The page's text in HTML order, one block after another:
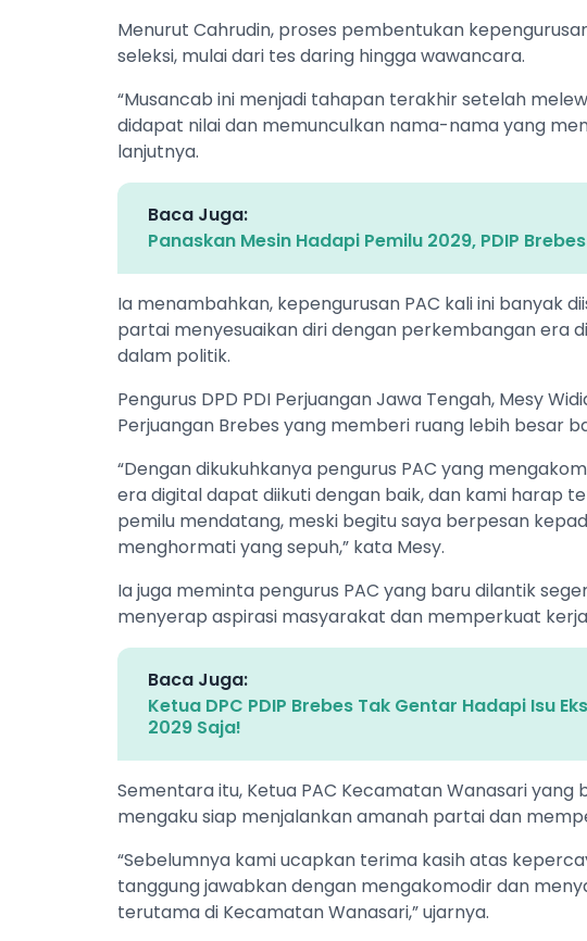
Menurut Cahrudin, proses pembentukan
seleksi, mulai dari tes daring hingga wawancara.
“Musancab ini menjadi tahapan terakhir setelah
didapat nilai dan memunculkan nama-nama yang
lanjutnya.
Baca Juga:
Panaskan Mesin Hadapi Pemilu 2029, PDIP
Ia menambahkan, kepengurusan PAC kali ini banyak
partai menyesuaikan diri dengan perkembangan era
dalam politik.
Pengurus DPD PDI Perjuangan Jawa Tengah, Mesy
Perjuangan Brebes yang memberi ruang lebih besar
“Dengan dikukuhkanya pengurus PAC yang
era digital dapat diikuti dengan baik, dan kami harap
pemilu mendatang, meski begitu saya berpesan
menghormati yang sepuh,” kata Mesy.
Ia juga meminta pengurus PAC yang baru dilantik
menyerap aspirasi masyarakat dan memperkuat
Baca Juga:
Ketua DPC PDIP Brebes Tak Gentar Hadapi Isu
2029 Saja!
Sementara itu, Ketua PAC Kecamatan Wanasari yang
mengaku siap menjalankan amanah partai dan
“Sebelumnya kami ucapkan terima kasih atas
tanggung jawabkan dengan mengakomodir dan
terutama di Kecamatan Wanasari,” ujarnya.